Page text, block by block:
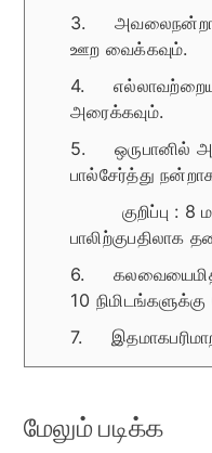
3. அவலைநன்றாக
ஊற வைக்கவும்.
4.
அரைக்கவும்.
5. ஒருபானில்
பால்சேர்த்து
குறிப்பு : 8
பாலிற்குபதிலாக
6.
10
7.
மேலும் படிக்க